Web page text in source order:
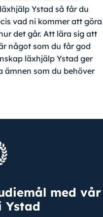
Ystad så får du
vad ni kommer att göra
det går. Att lära sig att
något som du får god
läxhjälp Ystad ger
ämnen som du behöver
med vår
Ystad